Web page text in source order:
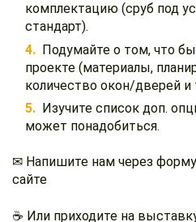
комплектацию (сруб под
стандарт).
Подумайте о том, что
проекте (материалы,
количество окон/дверей и
Изучите список доп.
может понадобиться.
✉ Напишите нам через
сайте
☕ Или приходите на